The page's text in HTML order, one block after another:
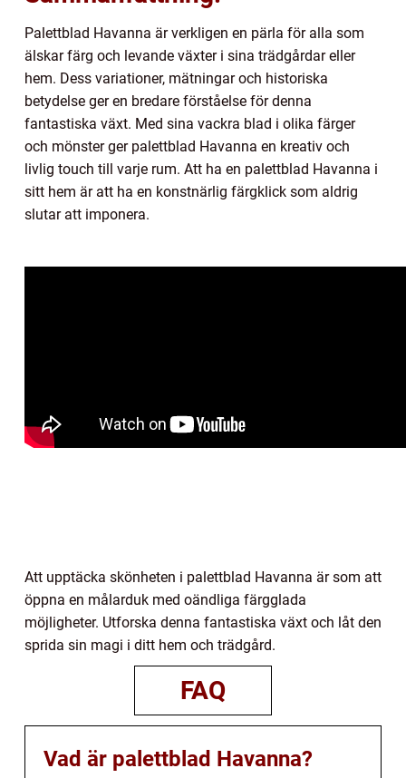
Palettblad Havanna är verkligen en pärla för alla som
älskar färg och levande växter i sina trädgårdar eller
hem. Dess variationer, mätningar och historiska
betydelse ger en bredare förståelse för denna
fantastiska växt. Med sina vackra blad i olika färger
och mönster ger palettblad Havanna en kreativ och
livlig touch till varje rum. Att ha en palettblad Havanna i
sitt hem är att ha en konstnärlig färgklick som aldrig
slutar att imponera.
Att upptäcka skönheten i palettblad Havanna är som att
öppna en målarduk med oändliga färgglada
möjligheter. Utforska denna fantastiska växt och låt den
sprida sin magi i ditt hem och trädgård.
FAQ
Vad är palettblad Havanna?